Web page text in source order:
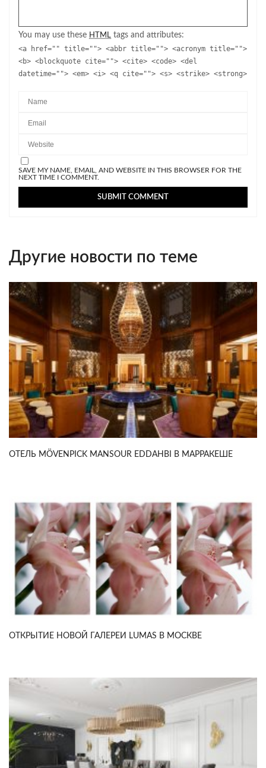
You may use these HTML tags and attributes:
<a href="" title=""> <abbr title=""> <acronym title="">
<b> <blockquote cite=""> <cite> <code> <del
datetime=""> <em> <i> <q cite=""> <s> <strike> <strong>
SAVE MY NAME, EMAIL, AND WEBSITE IN THIS BROWSER FOR THE
NEXT TIME I COMMENT.
Другие новости по теме
ОТЕЛЬ MÖVENPICK MANSOUR EDDAHBI В МАРРАКЕШЕ
ОТКРЫТИЕ НОВОЙ ГАЛЕРЕИ LUMAS В МОСКВЕ